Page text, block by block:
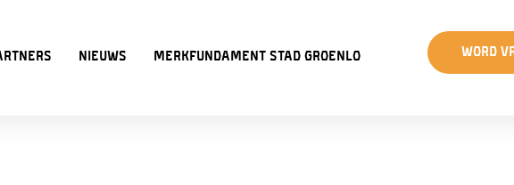
Nieuws
Merkfundament Stad Groenlo
WORD